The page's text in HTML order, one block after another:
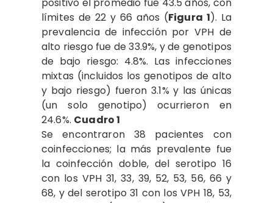
positivo el promedio fue 43.5 años, con
límites de 22 y 66 años (Figura 1). La
prevalencia de infección por VPH de
alto riesgo fue de 33.9%, y de genotipos
de bajo riesgo: 4.8%. Las infecciones
mixtas (incluidos los genotipos de alto
y bajo riesgo) fueron 3.1% y las únicas
(un solo genotipo) ocurrieron en
24.6%. Cuadro 1
Se encontraron 38 pacientes con
coinfecciones; la más prevalente fue
la coinfección doble, del serotipo 16
con los VPH 31, 33, 39, 52, 53, 56, 66 y
68, y del serotipo 31 con los VPH 18, 53,